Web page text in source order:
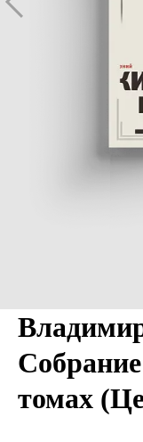
томах